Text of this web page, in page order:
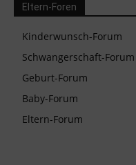
Eltern-Foren
Kinderwunsch-Forum
Schwangerschaft-Forum
Geburt-Forum
Baby-Forum
Eltern-Forum